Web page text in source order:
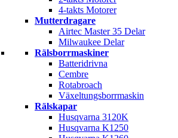
4-takts Motorer
Mutterdragare
Airtec Master 35 Delar
Milwaukee Delar
Rälsborrmaskiner
Batteridrivna
Cembre
Rotabroach
Växeltungsborrmaskin
Rälskapar
Husqvarna 3120K
Husqvarna K1250